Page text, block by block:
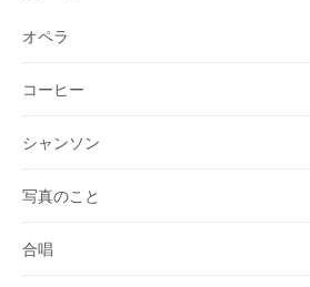
オペラ
コーヒー
シャンソン
写真のこと
合唱